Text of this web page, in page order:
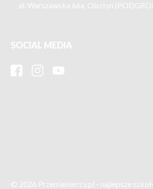
al. Warszawska 66a, Olsztyn
SOCIAL MEDIA
© 2026 Przemienieccy.pl - najlepsze